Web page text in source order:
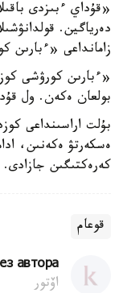
«قۇداي ءبىزدى
دەرياگين.
زامانداعى «ءبارىن
«ءبارىن كورۋشى
بولعان ەكەن. ول
بۇلت اراسىنداعى
ەسكەرتۋ ەكەنىن،
كەرەكتىگىن جازادى.
قوعام
автора
اۆتور